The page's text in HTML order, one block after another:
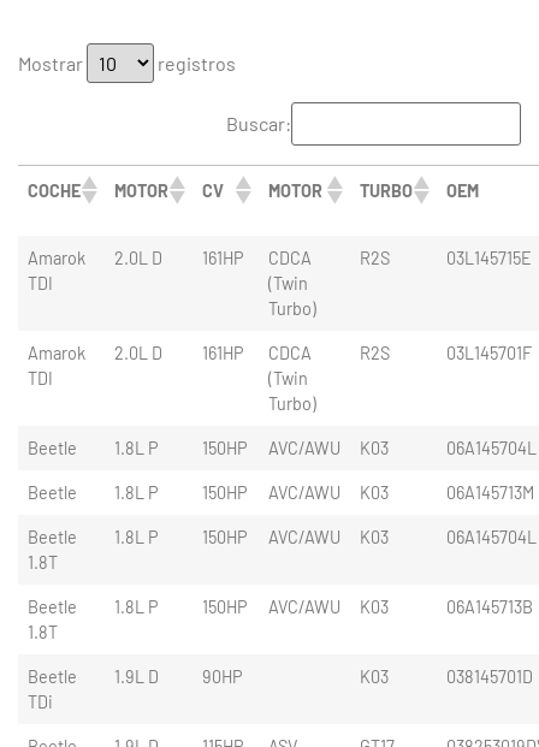
Mostrar registros
Buscar:
COCHE MOTOR CV MOTOR TURBO OEM
Amarok
TDI
2.0L D 161HP
CDCA
(Twin
Turbo)
R2S 03L145715E
Amarok
TDI
2.0L D 161HP
CDCA
(Twin
Turbo)
R2S 03L145701F
Beetle 1.8L P 150HP AVC/AWU K03 06A145704L
Beetle 1.8L P 150HP AVC/AWU K03 06A145713M
Beetle
1.8T
1.8L P 150HP AVC/AWU K03 06A145704L
Beetle
1.8T
1.8L P 150HP AVC/AWU K03 06A145713B
Beetle
TDi
1.9L D 90HP K03 038145701D